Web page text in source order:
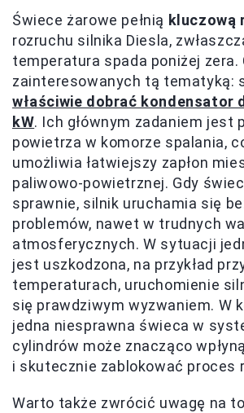
Świece żarowe pełnią kluczową
rozruchu silnika Diesla,
temperatura spada poniżej zera.
zainteresowanych tą tematyką:
właściwie dobrać kondensator
kW. Ich głównym zadaniem jest
powietrza w komorze spalania,
umożliwia łatwiejszy zapłon
paliwowo-powietrznej. Gdy
sprawnie, silnik uruchamia się
problemów, nawet w trudnych
atmosferycznych. W sytuacji
jest uszkodzona, na przykład
temperaturach, uruchomienie
się prawdziwym wyzwaniem. W
jedna niesprawna świeca w
cylindrów może znacząco
i skutecznie zablokować proces
Warto także zwrócić uwagę na